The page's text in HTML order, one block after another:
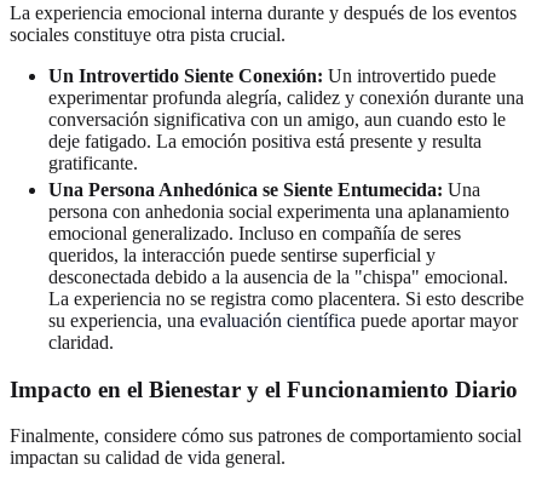
La experiencia emocional interna durante y después de los eventos
sociales constituye otra pista crucial.
Un Introvertido Siente Conexión: Un introvertido puede
experimentar profunda alegría, calidez y conexión durante una
conversación significativa con un amigo, aun cuando esto le
deje fatigado. La emoción positiva está presente y resulta
gratificante.
Una Persona Anhedónica se Siente Entumecida: Una
persona con anhedonia social experimenta una aplanamiento
emocional generalizado. Incluso en compañía de seres
queridos, la interacción puede sentirse superficial y
desconectada debido a la ausencia de la "chispa" emocional.
La experiencia no se registra como placentera. Si esto describe
su experiencia, una evaluación científica puede aportar mayor
claridad.
Impacto en el Bienestar y el Funcionamiento Diario
Finalmente, considere cómo sus patrones de comportamiento social
impactan su calidad de vida general.